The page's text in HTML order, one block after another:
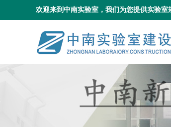
欢迎来到中南实验室，我们为您提供实验